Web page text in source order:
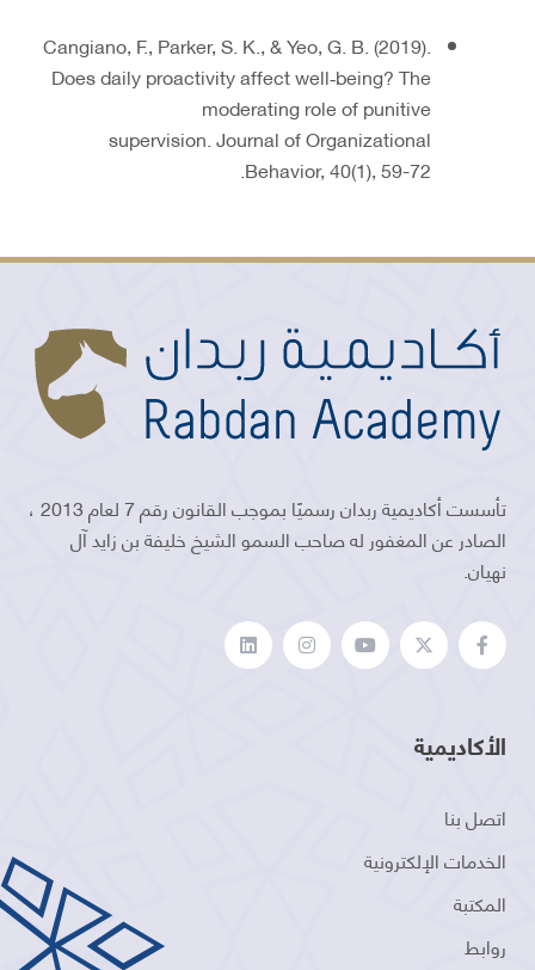
Cangiano, F., Parker, S. K., & Yeo, G. B. (2019).
Does daily proactivity affect well‐being? The
moderating role of punitive
supervision. Journal of Organizational
Behavior, 40(1), 59-72.
تأسست أكاديمية ربدان رسميًا بموجب القانون رقم 7 لعام 2013 ،
الصادر عن المغفور له صاحب السمو الشيخ خليفة بن زايد آل
نهيان.
الأكاديمية
اتصل بنا
الخدمات الإلكترونية
المكتبة
روابط